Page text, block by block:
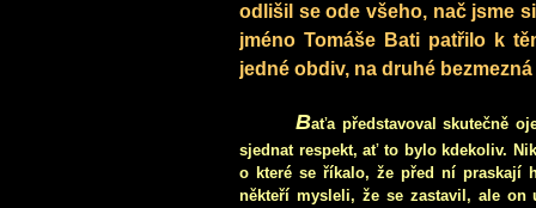
odlišil se ode všeho, nač jsme
jméno Tomáše Bati patřilo k
jedné obdiv, na druhé
Baťa představoval skutečně
sjednat respekt, ať to bylo kdekoliv.
o které se říkalo, že před ní praskají
někteří mysleli, že se zastavil, ale on